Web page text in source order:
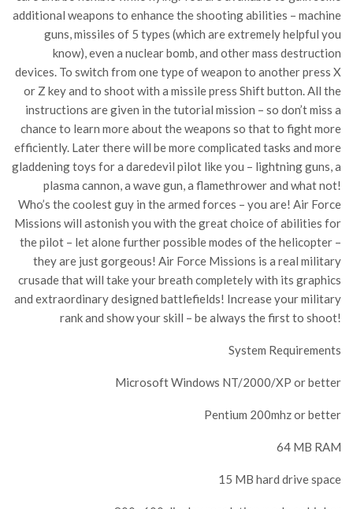
additional weapons to enhance the shooting abilities – machine
guns, missiles of 5 types (which are extremely helpful you
know), even a nuclear bomb, and other mass destruction
devices. To switch from one type of weapon to another press X
or Z key and to shoot with a missile press Shift button. All the
instructions are given in the tutorial mission – so don’t miss a
chance to learn more about the weapons so that to fight more
efficiently. Later there will be more complicated tasks and more
gladdening toys for a daredevil pilot like you – lightning guns, a
plasma cannon, a wave gun, a flamethrower and what not!
Who’s the coolest guy in the armed forces – you are! Air Force
Missions will astonish you with the great choice of abilities for
the pilot – let alone further possible modes of the helicopter –
they are just gorgeous! Air Force Missions is a real military
crusade that will take your breath completely with its graphics
and extraordinary designed battlefields! Increase your military
rank and show your skill – be always the first to shoot!
System Requirements
Microsoft Windows NT/2000/XP or better
Pentium 200mhz or better
64 MB RAM
15 MB hard drive space